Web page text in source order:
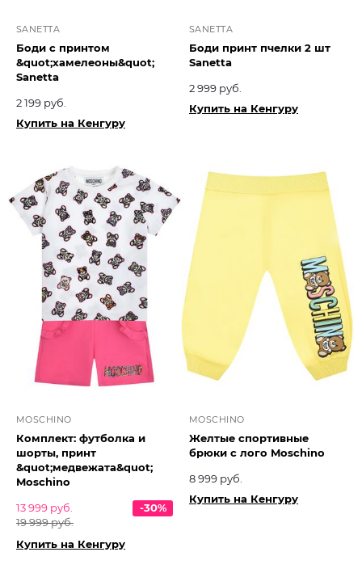
SANETTA
Боди с принтом
&quot;хамелеоны&quot;
Sanetta
2 199 руб.
Купить на Кенгуру
SANETTA
Боди принт пчелки 2 шт
Sanetta
2 999 руб.
Купить на Кенгуру
MOSCHINO
Комплект: футболка и
шорты, принт
&quot;медвежата&quot;
Moschino
13 999 руб.
19 999 руб.
-30%
Купить на Кенгуру
MOSCHINO
Желтые спортивные
брюки с лого Moschino
8 999 руб.
Купить на Кенгуру